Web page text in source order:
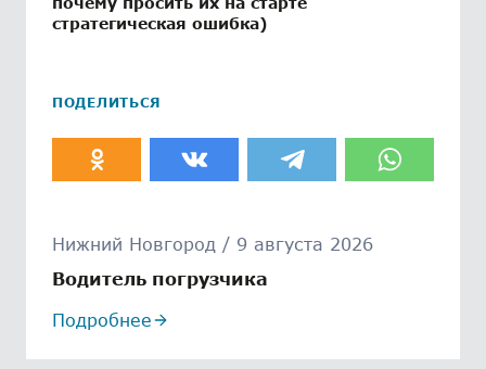
стратегическая ошибка)
ПОДЕЛИТЬСЯ
Нижний Новгород / 9 августа 2026
Водитель погрузчика
Подробнее